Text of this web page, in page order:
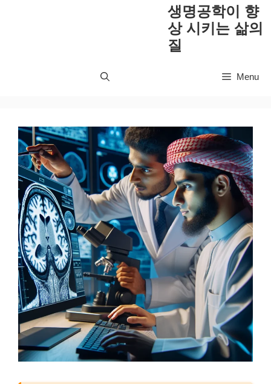
생명공학이 향
상 시키는 삶의
질
Menu